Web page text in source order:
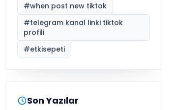
#when post new tiktok
#telegram kanal linki tiktok
profili
#etkisepeti
Son Yazılar